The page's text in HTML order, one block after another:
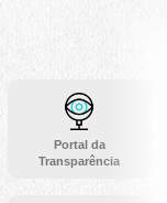
Portal da
Transparência